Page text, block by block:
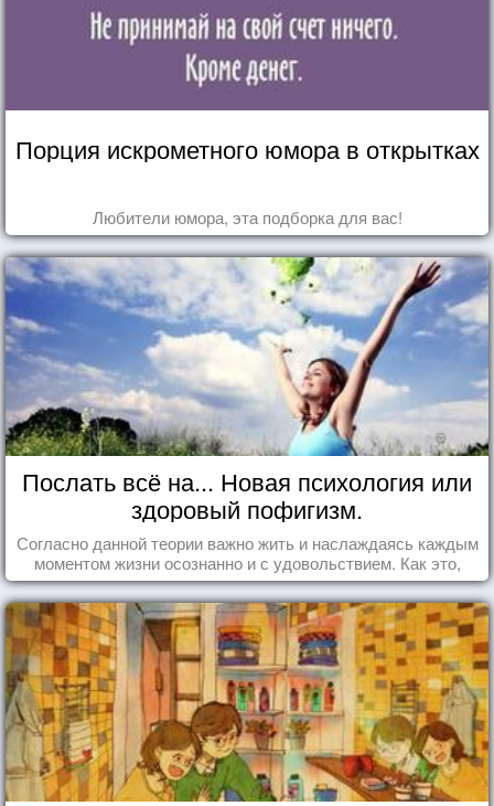
Порция искрометного юмора в открытках
Любители юмора, эта подборка для вас!
Послать всё на... Новая психология или
здоровый пофигизм.
Согласно данной теории важно жить и наслаждаясь каждым
моментом жизни осознанно и с удовольствием. Как это,
попробуем разобраться на реальных примерах.